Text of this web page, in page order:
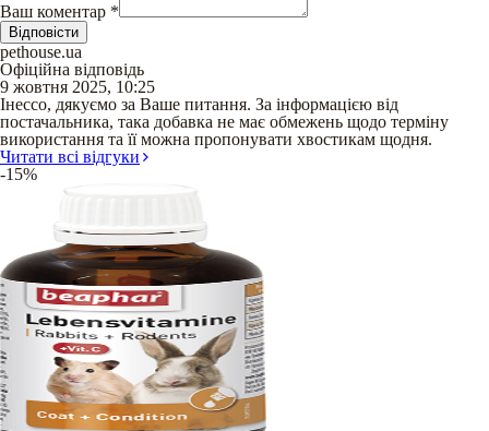
Ваш коментар *
Відповісти
pethouse.ua
Офіційна відповідь
9 жовтня 2025, 10:25
Інессо, дякуємо за Ваше питання. За інформацією від
постачальника, така добавка не має обмежень щодо терміну
використання та її можна пропонувати хвостикам щодня.
Читати всі відгуки
-15%